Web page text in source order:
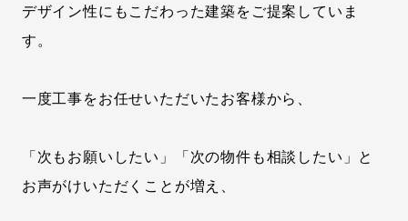
デザイン性にもこだわった建築をご提案していま
す。
一度工事をお任せいただいたお客様から、
「次もお願いしたい」「次の物件も相談したい」と
お声がけいただくことが増え、